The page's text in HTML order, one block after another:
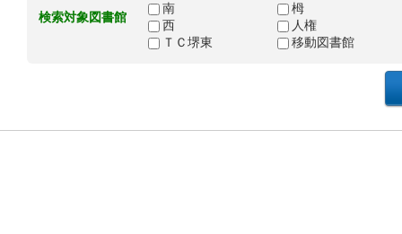
検索対象図書館
南
栂
西
人権
ＴＣ堺東
移動図書館